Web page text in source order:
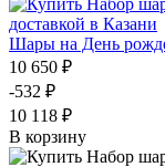
Шары на День
10 650 ₽
-532 ₽
10 118 ₽
В корзину